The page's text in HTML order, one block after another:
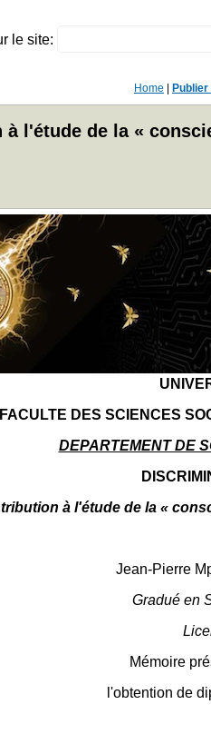
le site:
Home
l'étude de la «
FACULTE DES SCIENCES
DEPARTEMENT DE
à l'étude de la «
Jean-Pierre
Gradué en
Mémoire
l'obtention de